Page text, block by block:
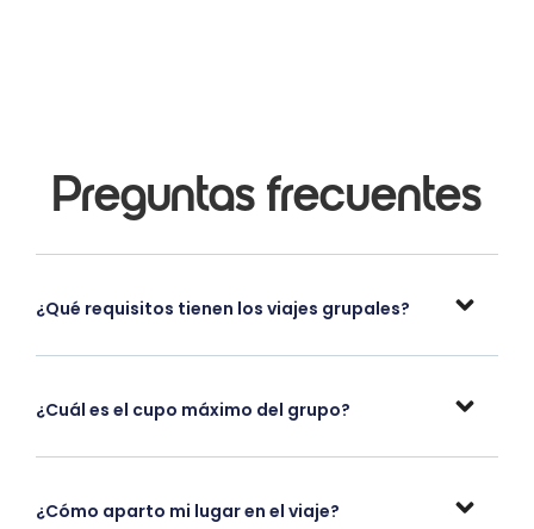
Preguntas frecuentes
¿Qué requisitos tienen los viajes grupales?
¿Cuál es el cupo máximo del grupo?
¿Cómo aparto mi lugar en el viaje?